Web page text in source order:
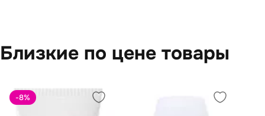
Близкие по цене товары
-8%